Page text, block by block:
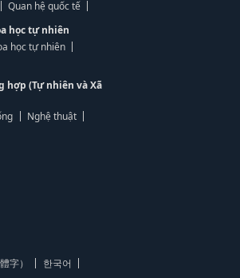
Quan hệ quốc tế
học tự nhiên
học tự nhiên
hợp (Tự nhiên và Xã
Nghệ thuật
字）
한국어